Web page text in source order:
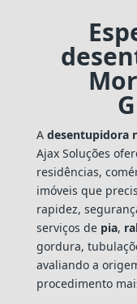
A desentupidora
Ajax Soluções
residências,
imóveis que
rapidez,
serviços de pia,
gordura,
avaliando a
procedimento